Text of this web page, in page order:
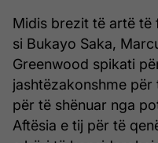
Midis brezit të artë të
si Bukayo Saka,
Greenwood spikati
jashtëzakonshme
për të shënuar nga
Aftësia e tij për të